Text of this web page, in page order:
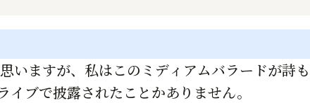
いますが、私はこのミディアムバラードが詩
ブで披露されたことかありません。